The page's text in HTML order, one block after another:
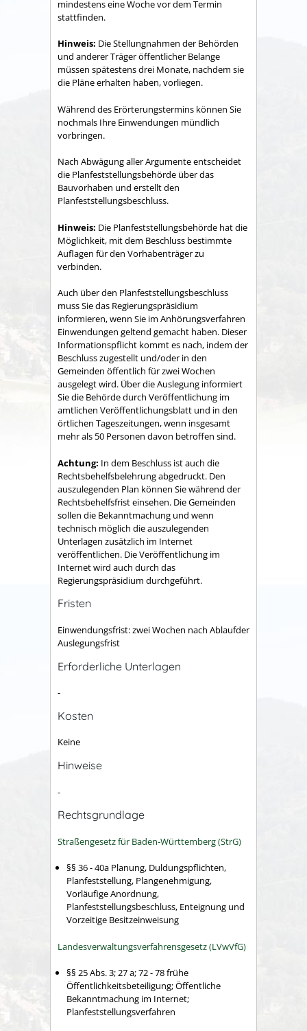
mindestens eine Woche vor dem Termin
stattfinden.
Hinweis: Die Stellungnahmen der Behörden
und anderer Träger öffentlicher Belange
müssen spätestens drei Monate, nachdem sie
die Pläne erhalten haben, vorliegen.
Während des Erörterungstermins können Sie
nochmals Ihre Einwendungen mündlich
vorbringen.
Nach Abwägung aller Argumente entscheidet
die Planfeststellungsbehörde über das
Bauvorhaben und erstellt den
Planfeststellungsbeschluss.
Hinweis: Die Planfeststellungsbehörde hat die
Möglichkeit, mit dem Beschluss bestimmte
Auflagen für den Vorhabenträger zu
verbinden.
Auch über den Planfeststellungsbeschluss
muss Sie das Regierungspräsidium
informieren, wenn Sie im Anhörungsverfahren
Einwendungen geltend gemacht haben. Dieser
Informationspflicht kommt es nach, indem der
Beschluss zugestellt und/oder in den
Gemeinden öffentlich für zwei Wochen
ausgelegt wird. Über die Auslegung informiert
Sie die Behörde durch Veröffentlichung im
amtlichen Veröffentlichungsblatt und in den
örtlichen Tageszeitungen, wenn insgesamt
mehr als 50 Personen davon betroffen sind.
Achtung: In dem Beschluss ist auch die
Rechtsbehelfsbelehrung abgedruckt. Den
auszulegenden Plan können Sie während der
Rechtsbehelfsfrist einsehen. Die Gemeinden
sollen die Bekanntmachung und wenn
technisch möglich die auszulegenden
Unterlagen zusätzlich im Internet
veröffentlichen. Die Veröffentlichung im
Internet wird auch durch das
Regierungspräsidium durchgeführt.
Fristen
Einwendungsfrist: zwei Wochen nach Ablaufder
Auslegungsfrist
Erforderliche Unterlagen
-
Kosten
Keine
Hinweise
-
Rechtsgrundlage
Straßengesetz für Baden-Württemberg (StrG)
§§ 36 - 40a Planung, Duldungspflichten,
Planfeststellung, Plangenehmigung,
Vorläufige Anordnung,
Planfeststellungsbeschluss, Enteignung und
Vorzeitige Besitzeinweisung
Landesverwaltungsverfahrensgesetz (LVwVfG)
§§ 25 Abs. 3; 27 a; 72 - 78frühe
Öffentlichkeitsbeteiligung; Öffentliche
Bekanntmachung im Internet;
Planfeststellungsverfahren